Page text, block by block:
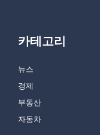
카테고리
뉴스
경제
부동산
자동차